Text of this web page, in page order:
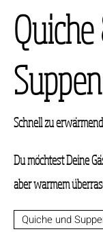
Suppen
Schnell zu
Du möchtest Deine
aber warmem
Quiche und